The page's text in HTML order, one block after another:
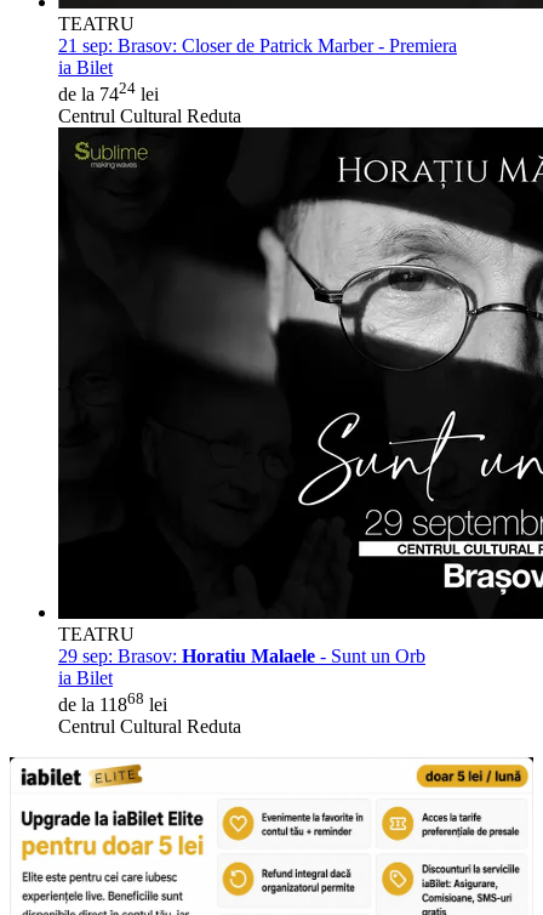
TEATRU
21 sep: Brasov: Closer de Patrick Marber - Premiera
ia Bilet
de la 7424 lei
Centrul Cultural Reduta
TEATRU
29 sep: Brasov: Horatiu Malaele - Sunt un Orb
ia Bilet
de la 11868 lei
Centrul Cultural Reduta